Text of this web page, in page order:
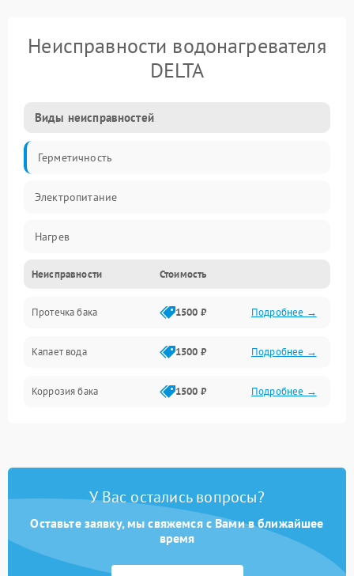
Неисправности водонагревателя
DELTA
Виды неисправностей
Герметичность
Электропитание
Нагрев
Датчики
Механика
Неисправности Стоимость
Протечка бака 1500 ₽ Подробнее →
Капает вода 1500 ₽ Подробнее →
Коррозия бака 1500 ₽ Подробнее →
У Вас остались вопросы?
Оставьте заявку, мы свяжемся с Вами в ближайшее
время